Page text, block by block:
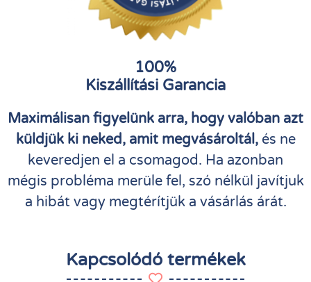
100%
Kiszállítási Garancia
Maximálisan figyelünk arra, hogy valóban azt
küldjük ki neked, amit megvásároltál, és ne
keveredjen el a csomagod. Ha azonban
mégis probléma merüle fel, szó nélkül javítjuk
a hibát vagy megtérítjük a vásárlás árát.
Kapcsolódó termékek